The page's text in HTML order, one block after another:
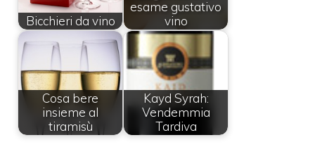
Bicchieri da vino
esame gustativo
vino
Cosa bere
insieme al
tiramisù
Kayd Syrah:
Vendemmia
Tardiva